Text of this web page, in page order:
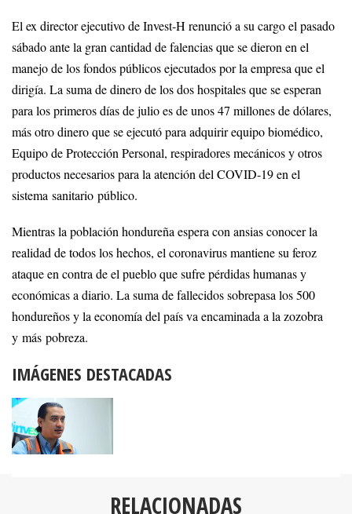
El ex director ejecutivo de Invest-H renunció a su cargo el pasado
sábado ante la gran cantidad de falencias que se dieron en el
manejo de los fondos públicos ejecutados por la empresa que el
dirigía. La suma de dinero de los dos hospitales que se esperan
para los primeros días de julio es de unos 47 millones de dólares,
más otro dinero que se ejecutó para adquirir equipo biomédico,
Equipo de Protección Personal, respiradores mecánicos y otros
productos necesarios para la atención del COVID-19 en el
sistema sanitario público.
Mientras la población hondureña espera con ansias conocer la
realidad de todos los hechos, el coronavirus mantiene su feroz
ataque en contra de el pueblo que sufre pérdidas humanas y
económicas a diario. La suma de fallecidos sobrepasa los 500
hondureños y la economía del país va encaminada a la zozobra
y más pobreza.
IMÁGENES DESTACADAS
RELACIONADAS